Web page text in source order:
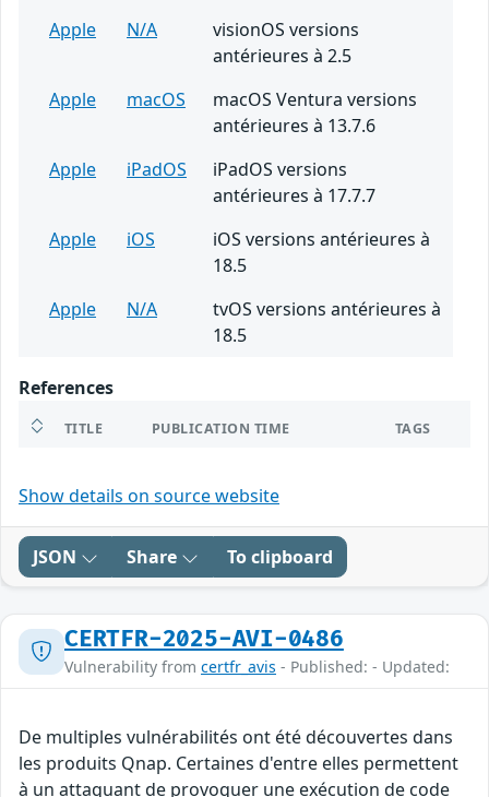
Apple
N/A
visionOS versions
antérieures à 2.5
Apple
macOS
macOS Ventura versions
antérieures à 13.7.6
Apple
iPadOS
iPadOS versions
antérieures à 17.7.7
Apple
iOS
iOS versions antérieures à
18.5
Apple
N/A
tvOS versions antérieures à
18.5
References
TITLE PUBLICATION TIME TAGS
Show details on source website
JSON Share To clipboard
CERTFR-2025-AVI-0486
Vulnerability from certfr_avis - Published: - Updated:
De multiples vulnérabilités ont été découvertes dans
les produits Qnap. Certaines d'entre elles permettent
à un attaquant de provoquer une exécution de code